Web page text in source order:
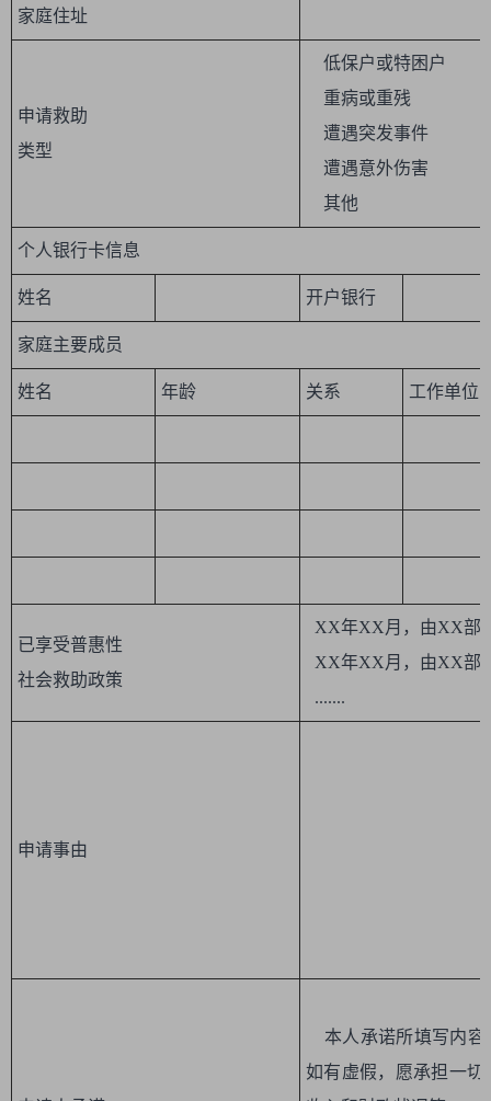
家庭住址
申请救助
类型
低保户或特困户
重病或重残
遭遇突发事件
遭遇意外伤害
其他
个人银行卡信息
姓名 开户银行
家庭主要成员
姓名 年龄 关系 工作单位
已享受普惠性
社会救助政策
XX年XX月，由XX部
XX年XX月，由XX部
.......
申请事由
本人承诺所填写内容
如有虚假，愿承担一